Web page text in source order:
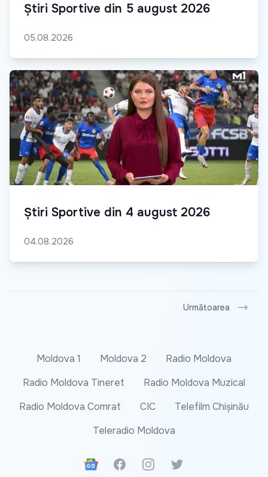
Știri Sportive din 5 august 2026
05.08.2026
Știri Sportive din 4 august 2026
04.08.2026
Următoarea
Moldova 1 Moldova 2
Radio Moldova
Radio Moldova Tineret
Radio Moldova Muzical
Radio Moldova Comrat
CIC
Telefilm Chișinău
Teleradio Moldova
Google News
FacebookInstagramTwitter